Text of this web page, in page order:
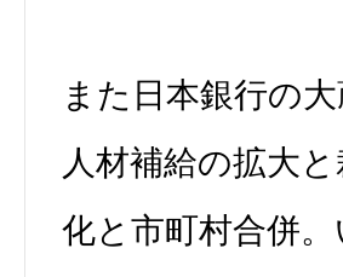
また日本銀行の
人材補給の拡大
化と市町村合併